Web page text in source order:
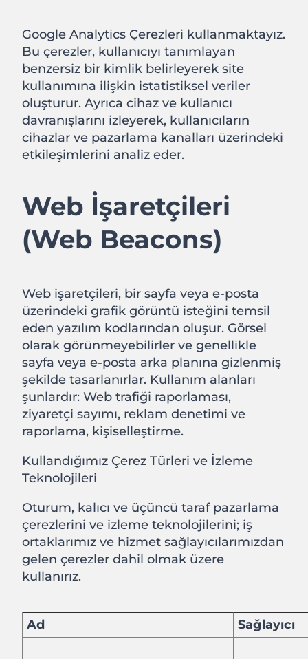
Google Analytics Çerezleri kullanmaktayız.
Bu çerezler, kullanıcıyı tanımlayan
benzersiz bir kimlik belirleyerek site
kullanımına ilişkin istatistiksel veriler
oluşturur. Ayrıca cihaz ve kullanıcı
davranışlarını izleyerek, kullanıcıların
cihazlar ve pazarlama kanalları üzerindeki
etkileşimlerini analiz eder.
Web İşaretçileri
(Web Beacons)
Web işaretçileri, bir sayfa veya e-posta
üzerindeki grafik görüntü isteğini temsil
eden yazılım kodlarından oluşur. Görsel
olarak görünmeyebilirler ve genellikle
sayfa veya e-posta arka planına gizlenmiş
şekilde tasarlanırlar. Kullanım alanları
şunlardır: Web trafiği raporlaması,
ziyaretçi sayımı, reklam denetimi ve
raporlama, kişiselleştirme.
Kullandığımız Çerez Türleri ve İzleme
Teknolojileri
Oturum, kalıcı ve üçüncü taraf pazarlama
çerezlerini ve izleme teknolojilerini; iş
ortaklarımız ve hizmet sağlayıcılarımızdan
gelen çerezler dahil olmak üzere
kullanırız.
Ad Sağlayıcı